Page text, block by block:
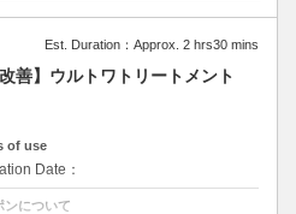
Est. Duration：Approx. 2 hrs30 mins
善】ウルトワトリートメント
of use
Date：
ンについて